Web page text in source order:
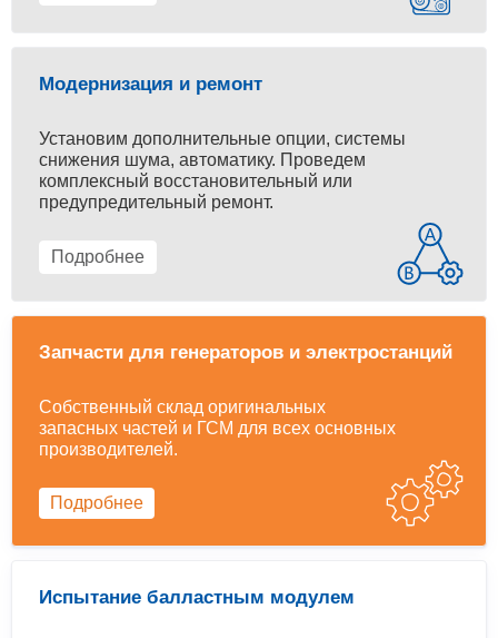
Модернизация и ремонт
Установим дополнительные опции, системы
снижения шума, автоматику. Проведем
комплексный восстановительный или
предупредительный ремонт.
Подробнее
Запчасти для генераторов и электростанций
Собственный склад оригинальных
запасных частей и ГСМ для всех основных
производителей.
Подробнее
Испытание балластным модулем